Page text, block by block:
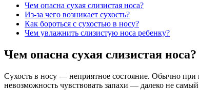
Чем опасна сухая слизистая носа?
Из-за чего возникает сухость?
Как бороться с сухостью в носу?
Чем увлажнить слизистую носа ребенку?
Чем опасна сухая слизистая носа?
Сухость в носу — неприятное состояние. Обычно при
невозможность чувствовать запахи — далеко не